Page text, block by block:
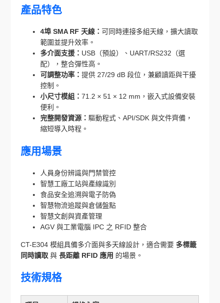
產品特色
4埠 SMA RF 天線：可同時連接多組天線，擴大讀取
範圍並提升效率。
多介面支援： USB（預設）、UART/RS232（選
配），整合彈性高。
可調整功率：提供 27/29 dB 段位，兼顧讀距與干擾
控制。
小尺寸模組：71.2 × 51 × 12 mm，嵌入式設備安裝
便利。
完整開發資源：驅動程式、API/SDK 與文件齊備，
縮短導入時程。
應用場景
人員身份辨識與門禁管控
智慧工廠工站與產線識別
食品安全追溯與電子防偽
智慧物流追蹤與倉儲盤點
智慧文創與資產管理
AGV 與工業電腦 IPC 之 RFID 整合
CT-E304 模組具備多介面與多天線設計，適合需要 多標籤
同時讀取 與長距離 RFID 應用 的場景。
技術規格